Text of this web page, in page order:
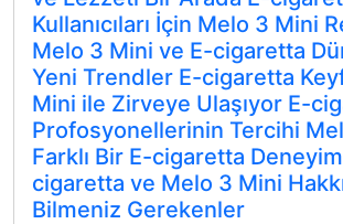
Kullanıcıları İçin Melo 3 Mini
Melo 3 Mini ve E-cigaretta
Yeni Trendler E-cigaretta
Mini ile Zirveye Ulaşıyor E-
Profosyonellerinin Tercihi
Farklı Bir E-cigaretta
cigaretta ve Melo 3 Mini
Bilmeniz Gerekenler